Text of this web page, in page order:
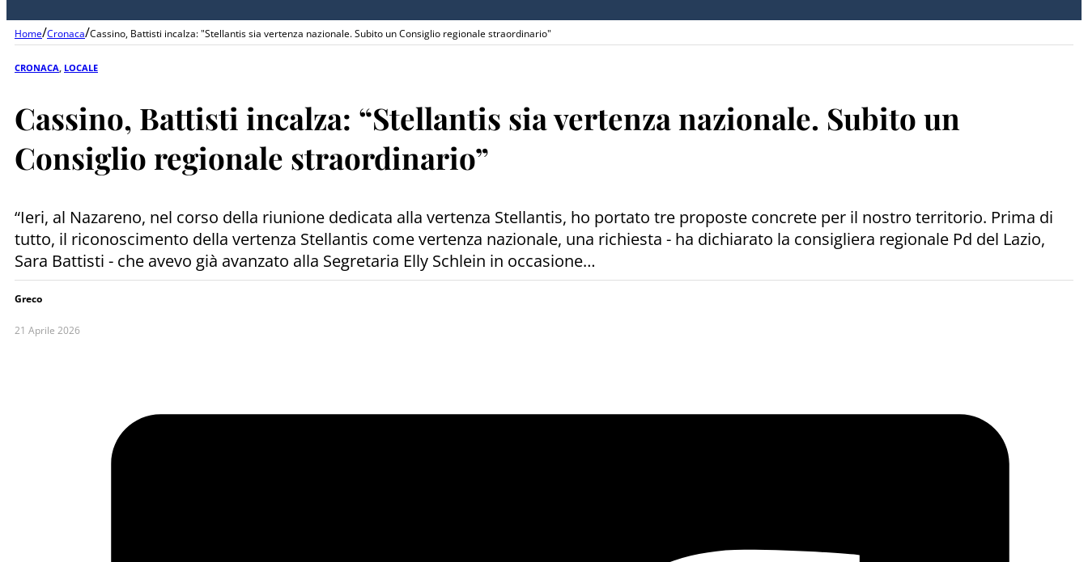
Home/Cronaca/Cassino, Battisti incalza: "Stellantis sia vertenza nazionale. Subito un Consiglio regionale straordinario"
CRONACA LOCALE
Cassino, Battisti incalza: “Stellantis sia vertenza nazionale. Subito un
Consiglio regionale straordinario”
“Ieri, al Nazareno, nel corso della riunione dedicata alla vertenza Stellantis, ho portato tre proposte concrete per il nostro territorio. Prima di
tutto, il riconoscimento della vertenza Stellantis come vertenza nazionale, una richiesta - ha dichiarato la consigliera regionale Pd del Lazio,
Sara Battisti - che avevo già avanzato alla Segretaria Elly Schlein in occasione…
Greco
21 Aprile 2026